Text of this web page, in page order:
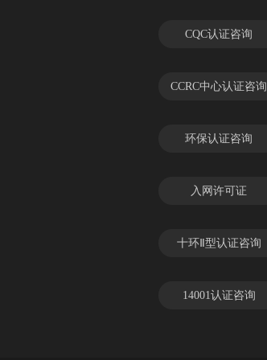
CQC认证咨询
CCRC中心认证咨询
环保认证咨询
入网许可证
十环Ⅱ型认证咨询
14001认证咨询